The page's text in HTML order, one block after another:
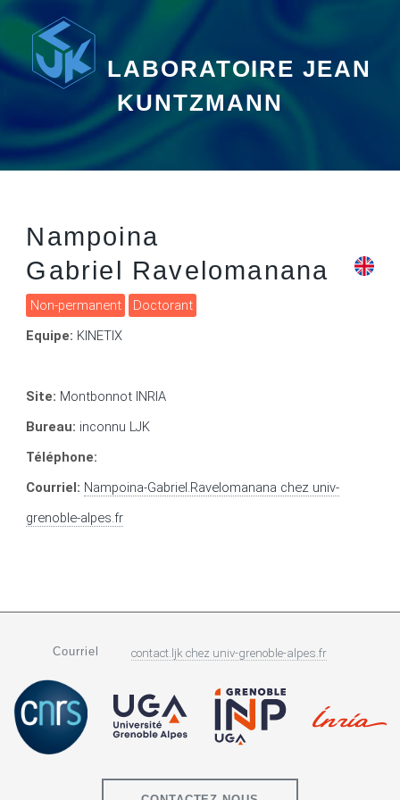
LABORATOIRE JEAN
KUNTZMANN
Nampoina
Gabriel Ravelomanana
Non-permanent
Doctorant
Equipe: KINETIX
Site: Montbonnot INRIA
Bureau: inconnu LJK
Téléphone:
Courriel: Nampoina-Gabriel.Ravelomanana chez univ-
grenoble-alpes.fr
Courriel contact.ljk chez univ-grenoble-alpes.fr